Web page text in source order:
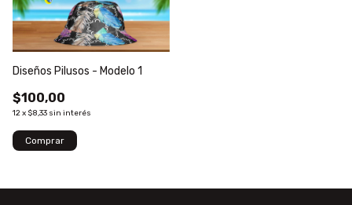
Diseños Pilusos - Modelo 1
$100,00
12x $8,33 sin interés